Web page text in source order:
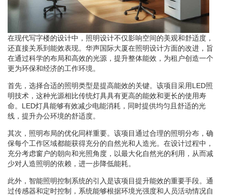
在现代写字楼的设计中，照明设计不仅影响空间的美观和舒适度，
还直接关系到能效表现。华声国际大厦在照明设计方面的改进，旨
在通过科学的布局和高效的光源，提升整体能效，为租户创造一个
更为环保和经济的工作环境。
首先，选择合适的照明类型是提高能效的关键。该项目采用LED照
明技术，这种光源相比传统灯具具有更高的能效和更长的使用寿
命。LED灯具能够有效减少电能消耗，同时提供均匀且舒适的光
线，提升办公环境的舒适度。
其次，照明布局的优化同样重要。该项目通过合理的照明分布，确
保每个工作区域都能获得充分的自然光和人造光。在设计过程中，
充分考虑窗户的朝向和光照角度，以最大化自然光的利用，从而减
少对人造照明的依赖，进一步降低能耗。
此外，智能照明控制系统的引入是该项目提升能效的重要手段。通
过传感器和定时控制，系统能够根据环境光强度和人员活动情况自